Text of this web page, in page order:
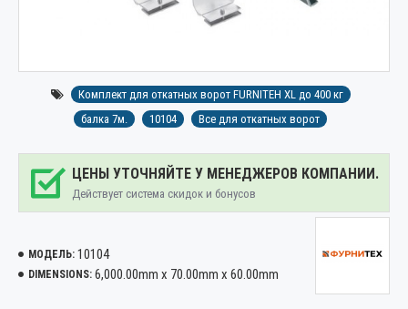
Комплект для откатных ворот FURNITEH XL до 400 кг
балка 7м.
10104 Все для откатных ворот
ЦЕНЫ УТОЧНЯЙТЕ У МЕНЕДЖЕРОВ КОМПАНИИ.
Действует система скидок и бонусов
МОДЕЛЬ: 10104
DIMENSIONS: 6,000.00mm x 70.00mm x 60.00mm